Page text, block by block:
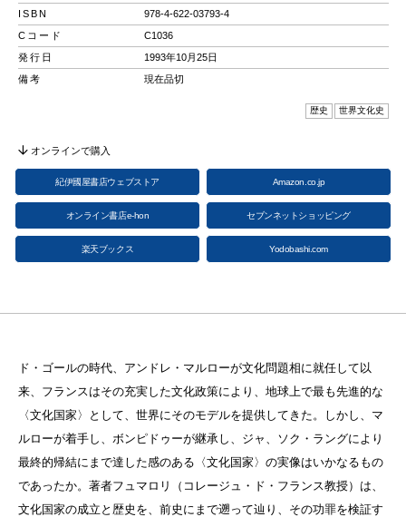
ISBN
978-4-622-03793-4
Cコード
C1036
発行日
1993年10月25日
備考
現在品切
歴史 世界文化史
オンラインで購入
紀伊國屋書店ウェブストア Amazon.co.jp
オンライン書店e-hon セブンネットショッピング
楽天ブックス Yodobashi.com
ド・ゴールの時代、アンドレ・マルローが文化問題相に就任して以
来、フランスはその充実した文化政策により、地球上で最も先進的な
〈文化国家〉として、世界にそのモデルを提供してきた。しかし、マ
ルローが着手し、ボンピドゥーが継承し、ジャ、ソク・ラングにより
最終的帰結にまで達した感のある〈文化国家〉の実像はいかなるもの
であったか。著者フュマロリ（コレージュ・ド・フランス教授）は、
文化国家の成立と歴史を、前史にまで遡って辿り、その功罪を検証す